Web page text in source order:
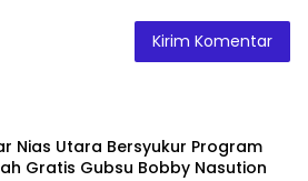
Nias Utara Bersyukur Program
Gratis Gubsu Bobby Nasution